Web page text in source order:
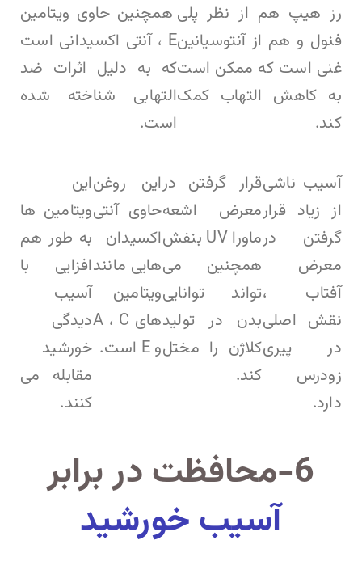
رز هیپ هم از نظر پلی
فنول و هم از آنتوسیانین
غنی است که ممکن است
به کاهش التهاب کمک
کند.
همچنین حاوی ویتامین
E ، آنتی اکسیدانی است
که به دلیل اثرات ضد
التهابی شناخته شده
است.
آسیب ناشی
از زیاد قرار
گرفتن در
معرض
آفتاب ،
نقش اصلی
در پیری
زودرس
دارد.
قرار گرفتن در
معرض اشعه
ماورا UV بنفش
همچنین می
تواند توانایی
بدن در تولید
کلاژن را مختل
کند.
این روغن
حاوی آنتی
اکسیدان
هایی مانند
ویتامین
های A ، C
و E است.
این
ویتامین ها
به طور هم
افزایی با
آسیب
دیدگی
خورشید
مقابله می
کنند.
6-محافظت در برابر
آسیب خورشید